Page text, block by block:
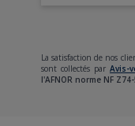
La satisfaction de nos
sont collectés par Avis-
l'AFNOR norme NF